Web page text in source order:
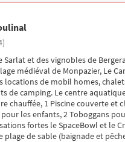
Sarlat et des vignobles de
médiéval de Monpazier, Le
locations de mobil homes,
de camping. Le centre
chauffée, 1 Piscine couverte et
les enfants, 2 Toboggans
fortes le SpaceBowl et le
plage de sable (baignade et